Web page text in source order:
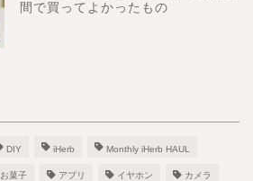
間で買ってよかったもの
DIY iHerb Monthly iHerb HAUL
お菓子 アプリ イヤホン カメラ